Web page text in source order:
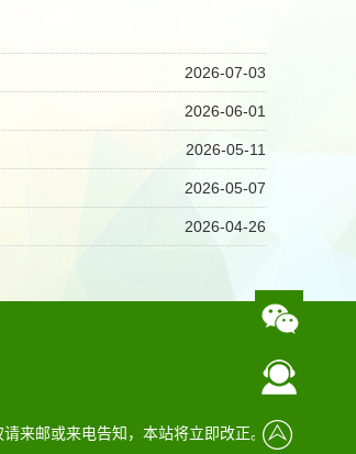
2026-07-03
2026-06-01
2026-05-11
2026-05-07
2026-04-26
来邮或来电告知，本站将立即改正。